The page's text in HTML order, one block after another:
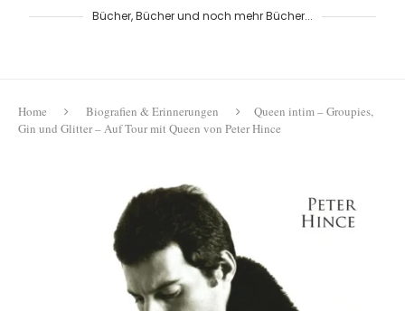
Bücher, Bücher und noch mehr Bücher...
Home Biografien & Erinnerungen
Queen intim – Groupies,
Gin und Glitter – Auf Tour mit Queen von Peter Hince